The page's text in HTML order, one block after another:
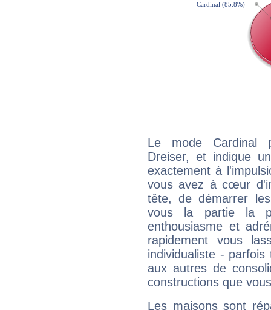
Le mode Cardinal
Dreiser, et indique
exactement à
vous avez à cœur
tête, de démarrer
vous la partie la
enthousiasme et
rapidement vous
individualiste -
aux autres de
constructions que
Les maisons sont